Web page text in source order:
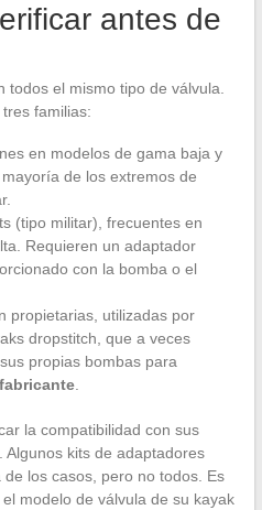
antes de
todos el mismo tipo de válvula.
familias:
en modelos de gama baja y
de los extremos de
(tipo militar), frecuentes en
Requieren un adaptador
con la bomba o el
propietarias, utilizadas por
dropstitch, que a veces
propias bombas para
.
la compatibilidad con sus
kits de adaptadores
los casos, pero no todos. Es
modelo de válvula de su kayak